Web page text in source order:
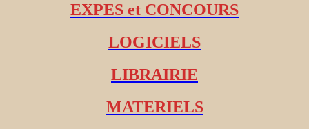
EXPES et CONCOURS
LOGICIELS
LIBRAIRIE
MATERIELS